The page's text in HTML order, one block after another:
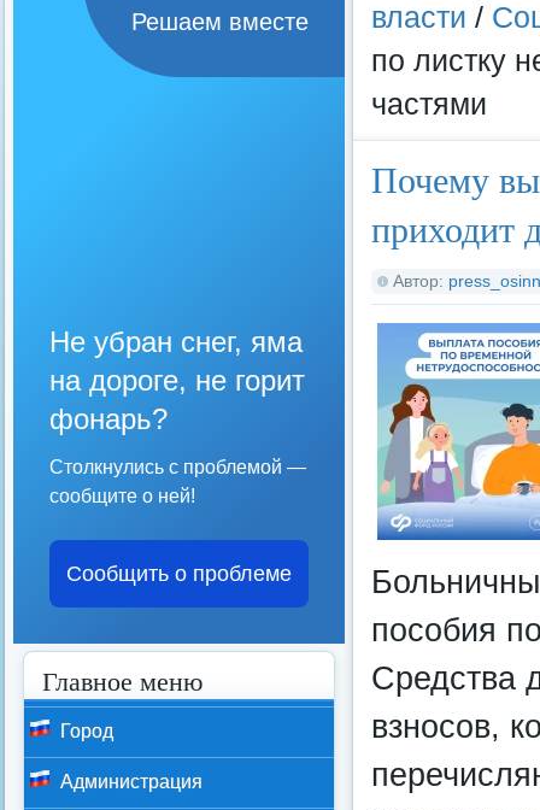
власти /
по листку
частями
Почему
приходит
Автор:
пособия
Средства
взносов,
Решаем вместе
Не убран снег, яма
на дороге, не горит
фонарь?
Столкнулись с проблемой —
сообщите о ней!
Сообщить о проблеме
Главное меню
Город
Администрация